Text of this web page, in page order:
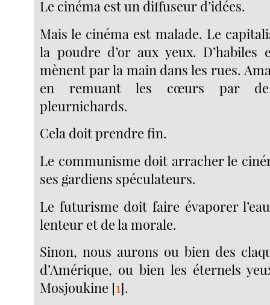
Le cinéma est un diffuseur d’idées.
Mais le cinéma est malade. Le
la poudre d’or aux yeux. D’habiles
mènent par la main dans les rues.
en remuant les cœurs par
pleurnichards.
Cela doit prendre fin.
Le communisme doit arracher le
ses gardiens spéculateurs.
Le futurisme doit faire évaporer
lenteur et de la morale.
Sinon, nous aurons ou bien des
d’Amérique, ou bien les éternels
Mosjoukine [1].